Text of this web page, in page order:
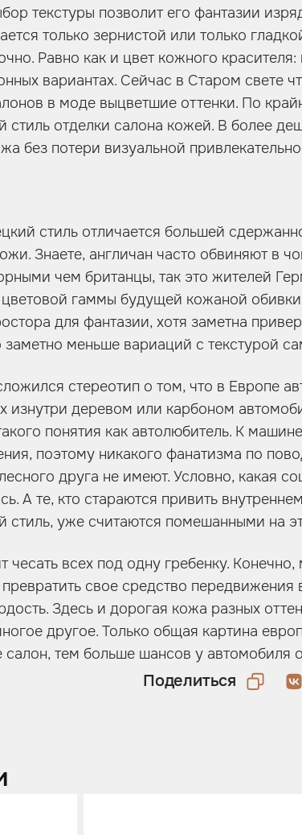
текстуры позволит его фантазии
только зернистой или только
Равно как и цвет кожного
вариантах. Сейчас в Старом свете
в моде выцветшие оттенки. По
стиль отделки салона кожей. В более
без потери визуальной
стиль отличается большей
Знаете, англичан часто обвиняют в
чем британцы, так это жителей
гаммы будущей кожаной
для фантазии, хотя заметна
заметно меньше вариаций с текстурой
стереотип о том, что в Европе
изнутри деревом или карбоном
понятия как автолюбитель. К
поэтому никакого фанатизма по
друга не имеют. Условно, какая
А те, кто стараются привить
стиль, уже считаются помешанными на
чесать всех под одну гребенку.
свое средство
Здесь и дорогая кожа разных
другое. Только общая картина
тем больше шансов у автомобиля
Поделиться